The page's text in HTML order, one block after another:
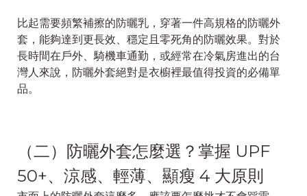
比起需要頻繁補擦的防曬乳，穿著一件高規格的防曬外
套，能夠達到更長效、穩定且零死角的防曬效果。對於
長時間在戶外、騎機車通勤，或經常在冷氣房進出的台
灣人來說，防曬外套絕對是衣櫥裡最值得投資的必備單
品。
（二）防曬外套怎麼選？掌握 UPF
50+、涼感、輕薄、顯瘦 4 大原則